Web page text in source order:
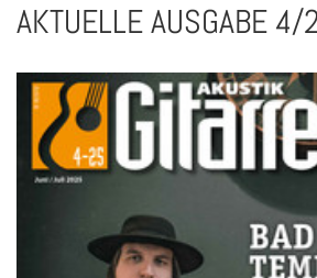
AKTUELLE AUSGABE